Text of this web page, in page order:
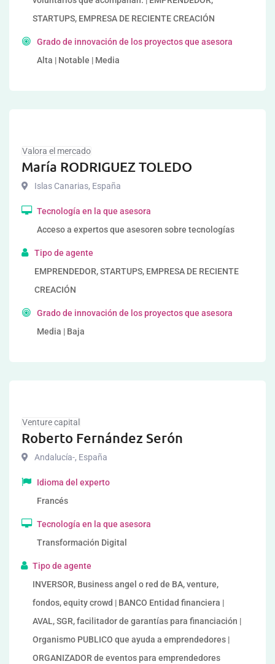
STARTUPS, EMPRESA DE RECIENTE CREACIÓN
Grado de innovación de los proyectos que asesora
Alta | Notable | Media
Valora el mercado
María RODRIGUEZ TOLEDO
Islas Canarias, España
Tecnología en la que asesora
Acceso a expertos que asesoren sobre tecnologías
Tipo de agente
EMPRENDEDOR, STARTUPS, EMPRESA DE RECIENTE
CREACIÓN
Grado de innovación de los proyectos que asesora
Media | Baja
Venture capital
Roberto Fernández Serón
Andalucía-, España
Idioma del experto
Francés
Tecnología en la que asesora
Transformación Digital
Tipo de agente
INVERSOR, Business angel o red de BA, venture,
fondos, equity crowd | BANCO Entidad financiera |
AVAL, SGR, facilitador de garantías para financiación |
Organismo PUBLICO que ayuda a emprendedores |
ORGANIZADOR de eventos para emprendedores